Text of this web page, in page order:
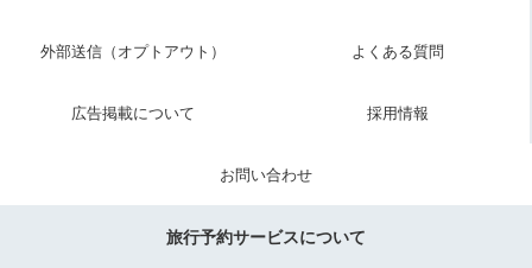
できます。横幅約3mの広々露天風呂でリフレッシュ！
は60分と90分のいずれか。朝から贅沢に湯あみを楽し
外部送信（オプトアウト） よくある質問
広告掲載について 採用情報
お問い合わせ
旅行予約サービスについて